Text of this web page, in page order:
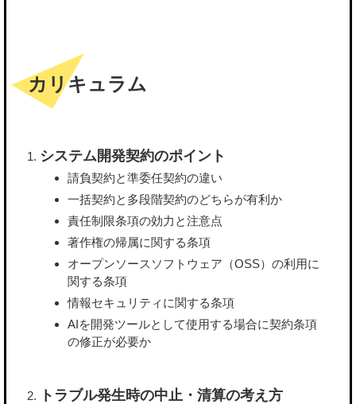
カリキュラム
システム開発契約のポイント
請負契約と準委任契約の違い
一括契約と多段階契約のどちらが有利か
責任制限条項の効力と注意点
著作権の帰属に関する条項
オープンソースソフトウェア（OSS）の利用に
関する条項
情報セキュリティに関する条項
AIを開発ツールとして使用する場合に契約条項
の修正が必要か
トラブル発生時の中止・清算の考え方